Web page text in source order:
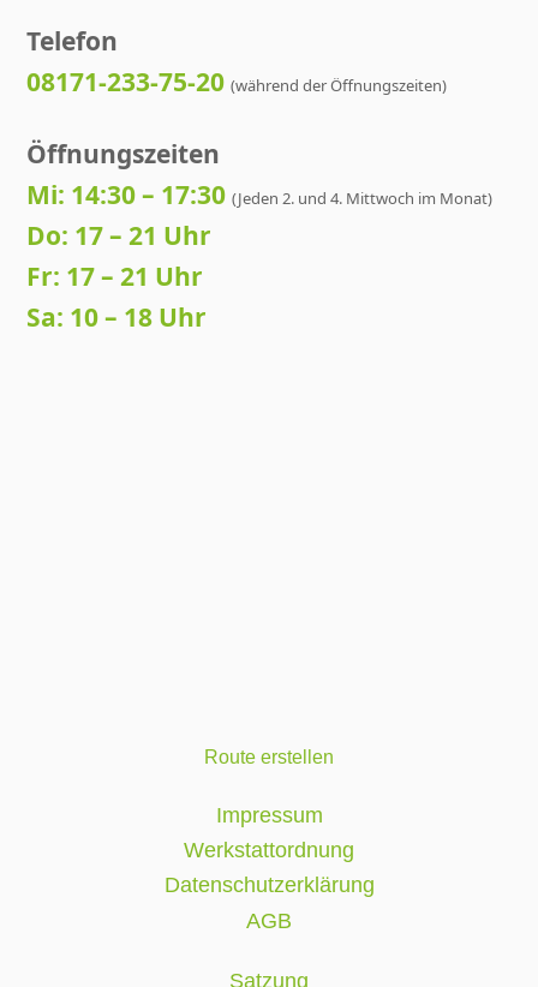
Telefon
08171-233-75-20 (während der Öffnungszeiten)
Öffnungszeiten
Mi: 14:30 – 17:30(Jeden 2. und 4. Mittwoch im Monat)
Do: 17 – 21 Uhr
Fr: 17 – 21 Uhr
Sa: 10 – 18 Uhr
Route erstellen
Impressum
Werkstattordnung
Datenschutzerklärung
AGB
Satzung